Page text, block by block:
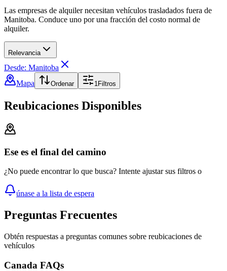
Las empresas de alquiler necesitan vehículos trasladados fuera de
Manitoba. Conduce uno por una fracción del costo normal de
alquiler.
Relevancia
Desde: Manitoba
Mapa
Ordenar 1Filtros
Reubicaciones Disponibles
Ese es el final del camino
¿No puede encontrar lo que busca? Intente ajustar sus filtros o
únase a la lista de espera
Preguntas Frecuentes
Obtén respuestas a preguntas comunes sobre reubicaciones de
vehículos
Canada FAQs